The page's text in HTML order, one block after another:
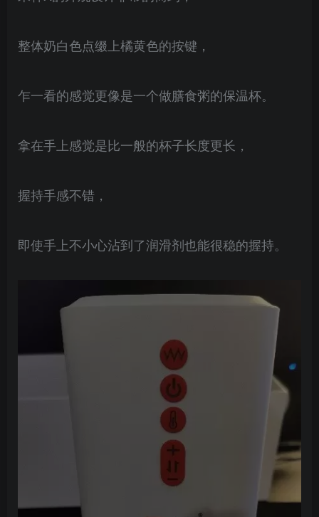
整体奶白色点缀上橘黄色的按键，
乍一看的感觉更像是一个做膳食粥的保温杯。
拿在手上感觉是比一般的杯子长度更长，
握持手感不错，
即使手上不小心沾到了润滑剂也能很稳的握持。